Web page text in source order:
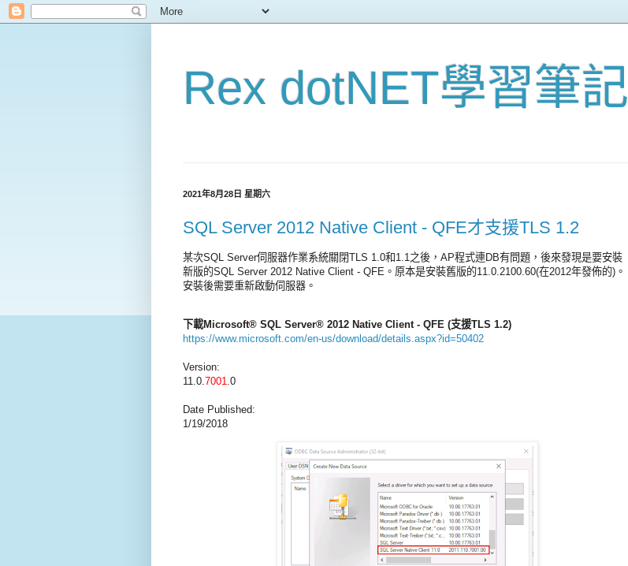
Rex dotNET學習筆記
2021年8月28日 星期六
SQL Server 2012 Native Client - QFE才支援TLS 1.2
某次SQL Server伺服器作業系統關閉TLS 1.0和1.1之後，AP程式連DB有問題，後來發現是要安裝
新版的SQL Server 2012 Native Client - QFE。原本是安裝舊版的11.0.2100.60(在2012年發佈的)。
安裝後需要重新啟動伺服器。
下載Microsoft® SQL Server® 2012 Native Client - QFE (支援TLS 1.2)
https://www.microsoft.com/en-us/download/details.aspx?id=50402
Version:
11.0. 7001 .0
Date Published:
1/19/2018